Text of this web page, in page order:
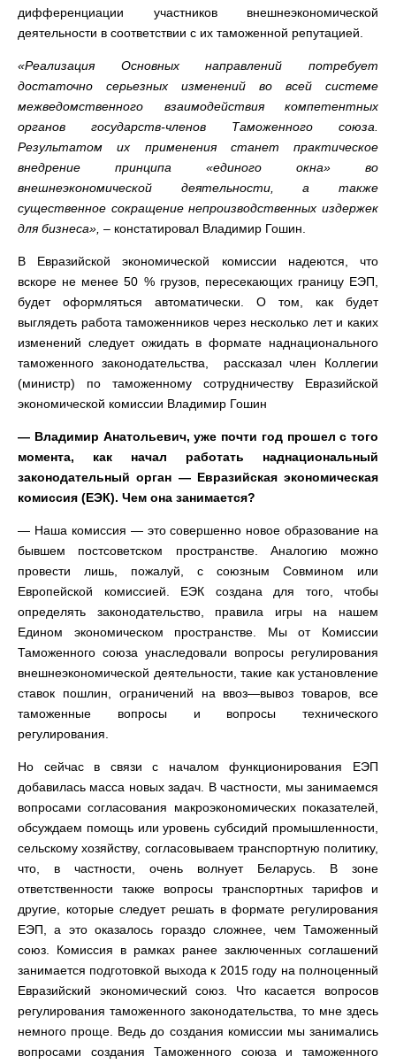
дифференциации участников внешнеэкономической
деятельности в соответствии с их таможенной репутацией.
«Реализация Основных направлений потребует
достаточно серьезных изменений во всей системе
межведомственного взаимодействия компетентных
органов государств-членов Таможенного союза.
Результатом их применения станет практическое
внедрение принципа «единого окна» во
внешнеэкономической деятельности, а также
существенное сокращение непроизводственных издержек
для бизнеса», – констатировал Владимир Гошин.
В Евразийской экономической комиссии надеются, что
вскоре не менее 50 % грузов, пересекающих границу ЕЭП,
будет оформляться автоматически. О том, как будет
выглядеть работа таможенников через несколько лет и каких
изменений следует ожидать в формате наднационального
таможенного законодательства, рассказал член Коллегии
(министр) по таможенному сотрудничеству Евразийской
экономической комиссии Владимир Гошин
— Владимир Анатольевич, уже почти год прошел с того
момента, как начал работать наднациональный
законодательный орган — Евразийская экономическая
комиссия (ЕЭК). Чем она занимается?
— Наша комиссия — это совершенно новое образование на
бывшем постсоветском пространстве. Аналогию можно
провести лишь, пожалуй, с союзным Совмином или
Европейской комиссией. ЕЭК создана для того, чтобы
определять законодательство, правила игры на нашем
Едином экономическом пространстве. Мы от Комиссии
Таможенного союза унаследовали вопросы регулирования
внешнеэкономической деятельности, такие как установление
ставок пошлин, ограничений на ввоз—вывоз товаров, все
таможенные вопросы и вопросы технического
регулирования.
Но сейчас в связи с началом функционирования ЕЭП
добавилась масса новых задач. В частности, мы занимаемся
вопросами согласования макроэкономических показателей,
обсуждаем помощь или уровень субсидий промышленности,
сельскому хозяйству, согласовываем транспортную политику,
что, в частности, очень волнует Беларусь. В зоне
ответственности также вопросы транспортных тарифов и
другие, которые следует решать в формате регулирования
ЕЭП, а это оказалось гораздо сложнее, чем Таможенный
союз. Комиссия в рамках ранее заключенных соглашений
занимается подготовкой выхода к 2015 году на полноценный
Евразийский экономический союз. Что касается вопросов
регулирования таможенного законодательства, то мне здесь
немного проще. Ведь до создания комиссии мы занимались
вопросами создания Таможенного союза и таможенного